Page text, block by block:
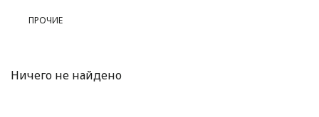
ПРОЧИЕ
Ничего не найдено